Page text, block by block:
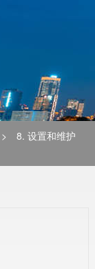
>
8. 设置和维护